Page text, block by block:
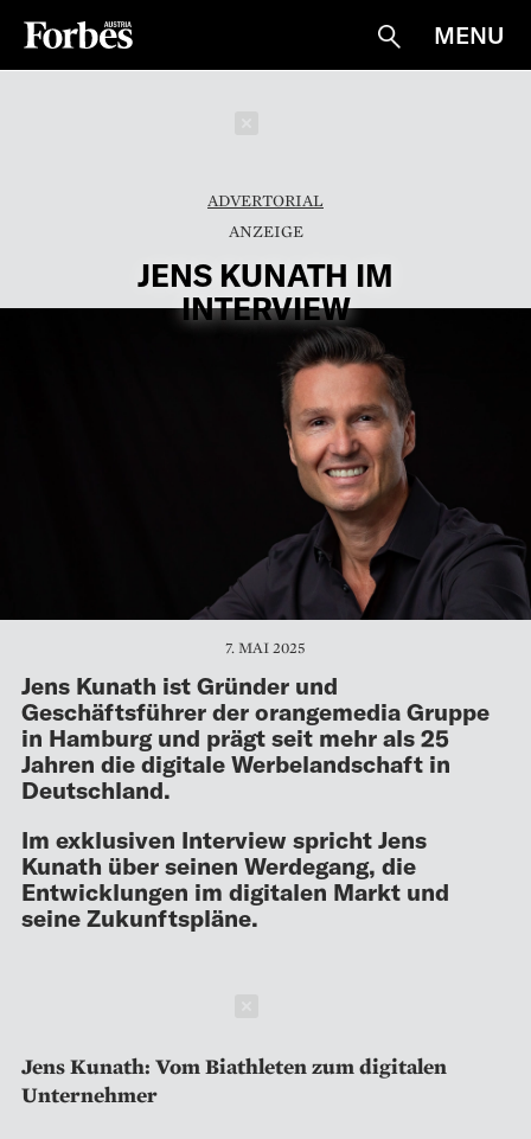
Suche
MENU
ADVERTORIAL
JENS KUNATH IM
INTERVIEW
7. MAI 2025
Jens Kunath ist Gründer und
Geschäftsführer der orangemedia Gruppe
in Hamburg und prägt seit mehr als 25
Jahren die digitale Werbelandschaft in
Deutschland.
Im exklusiven Interview spricht Jens
Kunath über seinen Werdegang, die
Entwicklungen im digitalen Markt und
seine Zukunftspläne.
Jens Kunath: Vom Biathleten zum digitalen
Unternehmer